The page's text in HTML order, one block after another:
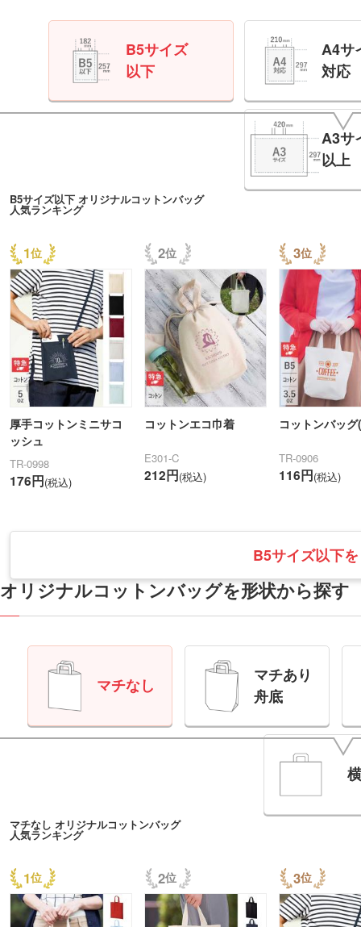
B5サイズ
以下
A4サ
対応
A3サ
以上
B5サイズ以下 オリジナルコットンバッグ
人気ランキング
1
厚手コットンミニサコ
ッシュ
TR-0998
176円(税込)
2
コットンエコ巾着
E301-C
212円(税込)
3
コットンバッ
TR-0906
116円(税込)
B5サイズ以下
オリジナルコットンバッグを形状から探す
マチなし
マチあり
舟底
マチなし オリジナルコットンバッグ
人気ランキング
1 2 3